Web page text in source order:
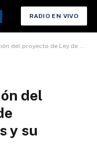
RADIO EN VIVO
de Ley de Ganancias Ilícitas y su remisión al TCP
del
y su